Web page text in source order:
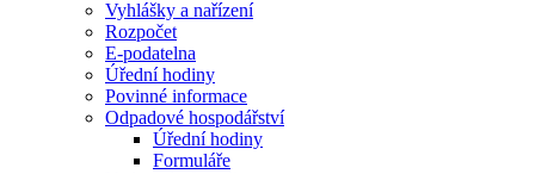
Vyhlášky a nařízení
Rozpočet
E-podatelna
Úřední hodiny
Povinné informace
Odpadové hospodářství
Úřední hodiny
Formuláře